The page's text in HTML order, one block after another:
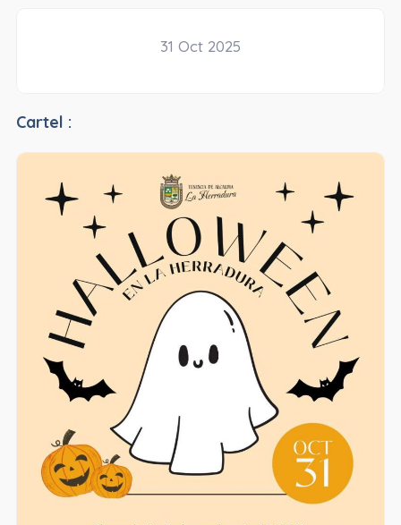
31 Oct 2025
Cartel :